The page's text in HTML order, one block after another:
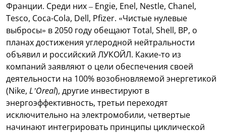
Франции. Среди них – Engie, Enel, Nestle, Chanel,
Tesco, Coca-Cola, Dell, Pfizer. «Чистые нулевые
выбросы» в 2050 году обещают Total, Shell, BP, о
планах достижения углеродной нейтральности
объявил и российский ЛУКОЙЛ. Какие-то из
компаний заявляют о цели обеспечения своей
деятельности на 100% возобновляемой энергетикой
(Nike, L’Oreal), другие инвестируют в
энергоэффективность, третьи переходят
исключительно на электромобили, четвертые
начинают интегрировать принципы циклической